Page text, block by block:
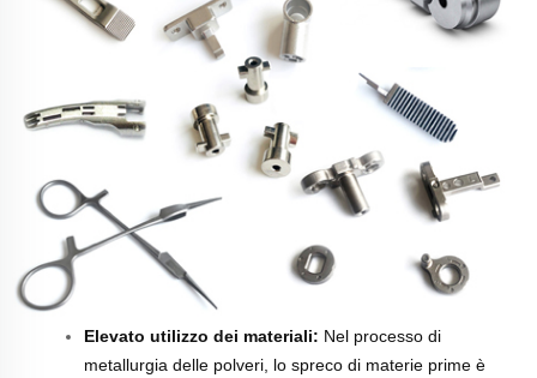
Elevato utilizzo dei materiali: Nel processo di
metallurgia delle polveri, lo spreco di materie prime è